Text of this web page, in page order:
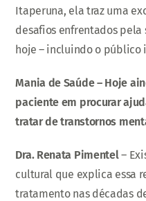
Itaperuna, ela traz uma
desafios enfrentados
hoje – incluindo o público
Mania de Saúde – Hoje
paciente em procurar
tratar de transtornos
Dra. Renata Pimentel–
cultural que explica essa
tratamento nas décadas